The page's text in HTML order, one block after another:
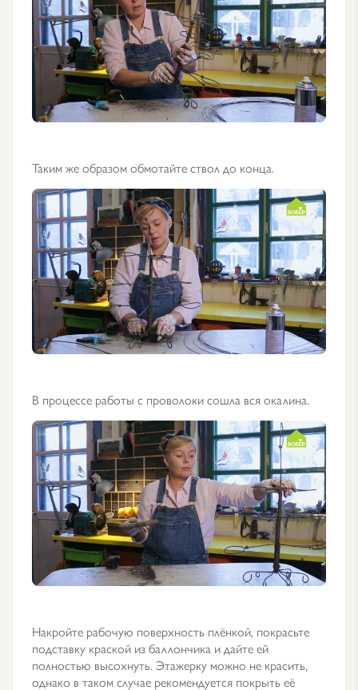
Таким же образом обмотайте ствол до конца.
В процессе работы с проволоки сошла вся окалина.
Накройте рабочую поверхность плёнкой, покрасьте
подставку краской из баллончика и дайте ей
полностью высохнуть. Этажерку можно не красить,
однако в таком случае рекомендуется покрыть её